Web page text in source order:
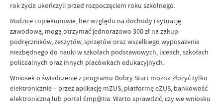
rok życia ukończyli przed rozpoczęciem roku szkolnego.
Rodzice i opiekunowie, bez względu na dochody i sytuację
zawodową, mogą otrzymać jednorazowo 300 zł na zakup
podręczników, zeszytów, sprzętów oraz wszelkiego wyposażenia
niezbędnego do nauki w szkołach podstawowych, liceach, szkołach
policealnych oraz innych placówkach edukacyjnych.
Wniosek o świadczenie z programu Dobry Start można złożyć tylko
elektronicznie – przez aplikację mZUS, platformę eZUS, bankowość
elektroniczną lub portal Emp@tia. Warto sprawdzić, czy we wniosku